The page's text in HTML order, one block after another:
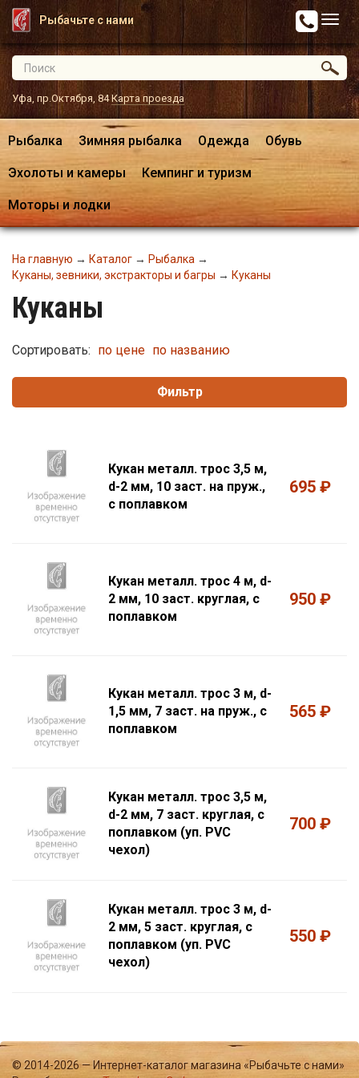
Рыбачьте с нами
Уфа, пр.Октября, 84Карта проезда
Рыбалка Зимняя рыбалка Одежда Обувь
Эхолоты и камеры Кемпинг и туризм
Моторы и лодки
На главную → Каталог → Рыбалка →
Куканы, зевники, экстракторы и багры → Куканы
Куканы
Сортировать: по цене по названию
Фильтр
Кукан металл. трос 3,5 м,
d-2 мм, 10 заст. на пруж.,
с поплавком
695 ₽
Кукан металл. трос 4 м, d-
2 мм, 10 заст. круглая, с
поплавком
950 ₽
Кукан металл. трос 3 м, d-
1,5 мм, 7 заст. на пруж., с
поплавком
565 ₽
Кукан металл. трос 3,5 м,
d-2 мм, 7 заст. круглая, с
поплавком (уп. PVC
чехол)
700 ₽
Кукан металл. трос 3 м, d-
2 мм, 5 заст. круглая, с
поплавком (уп. PVC
чехол)
550 ₽
© 2014-2026 — Интернет-каталог магазина «Рыбачьте с нами»